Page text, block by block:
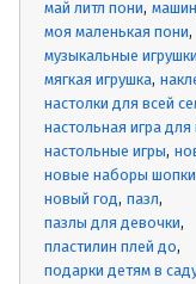
май литл пони
моя маленькая пони
музыкальные игрушки
мягкая игрушка
настолки для всей
настольная игра
настольные игры
новые наборы
новый год пазл
пазлы для девочки
пластилин плей до
подарки детям в